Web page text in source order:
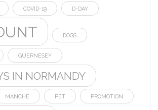
COVID-19 D-DAY
DOGS
GUERNESEY
IN NORMANDY
MANCHE PET PROMOTION